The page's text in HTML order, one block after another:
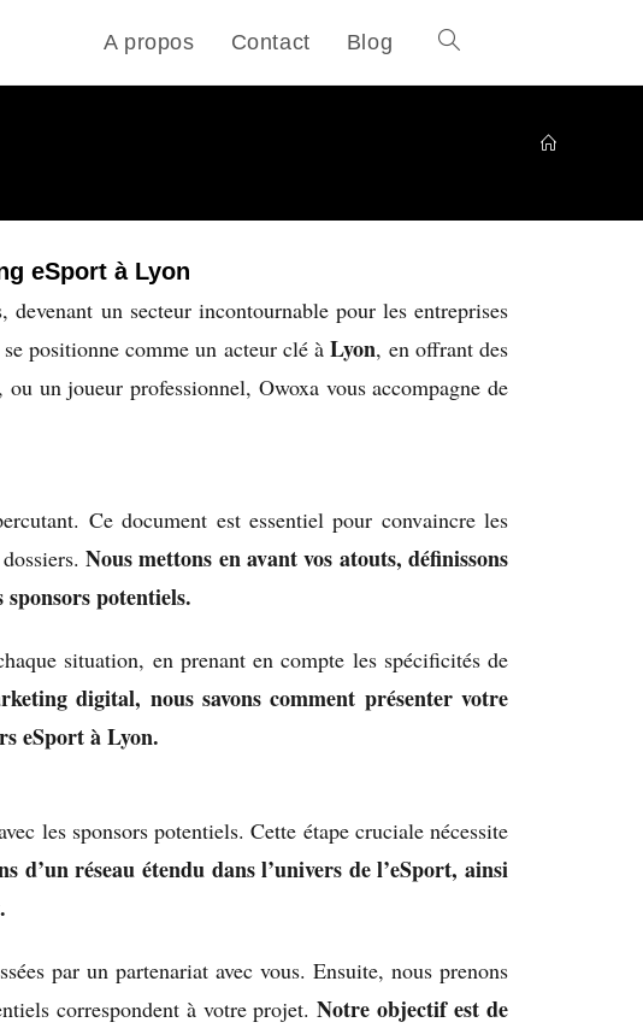
A propos Contact Blog
eSport à Lyon
un secteur incontournable pour les entreprises
positionne comme un acteur clé àLyon, en offrant des
un joueur professionnel, Owoxa vous accompagne de
Ce document est essentiel pour convaincre les
Nous mettons en avant vos atouts, définissons
potentiels.
situation, en prenant en compte les spécificités de
digital, nous savons comment présenter votre
eSport à Lyon.
les sponsors potentiels. Cette étape cruciale nécessite
d’un réseau étendu dans l’univers de l’eSport, ainsi
par un partenariat avec vous. Ensuite, nous prenons
correspondent à votre projet.Notre objectif est de